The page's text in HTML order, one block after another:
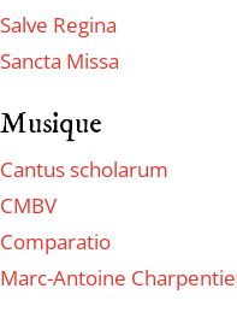
Salve Regina
Sancta Missa
Musique
Cantus scholarum
CMBV
Comparatio
Marc-Antoine